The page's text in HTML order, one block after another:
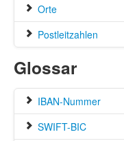
Orte
Postleitzahlen
Glossar
IBAN-Nummer
SWIFT-BIC